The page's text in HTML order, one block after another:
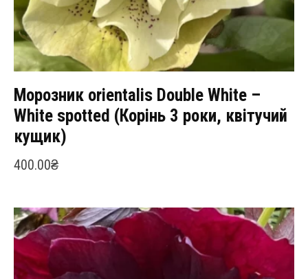
Морозник orientalis Double White –
White spotted (Корінь 3 роки, квітучий
кущик)
400.00₴